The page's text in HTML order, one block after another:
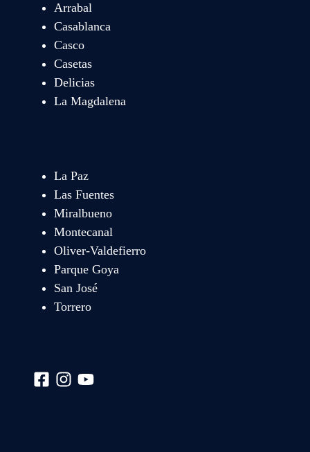
Arrabal
Casablanca
Casco
Casetas
Delicias
La Magdalena
La Paz
Las Fuentes
Miralbueno
Montecanal
Oliver-Valdefierro
Parque Goya
San José
Torrero